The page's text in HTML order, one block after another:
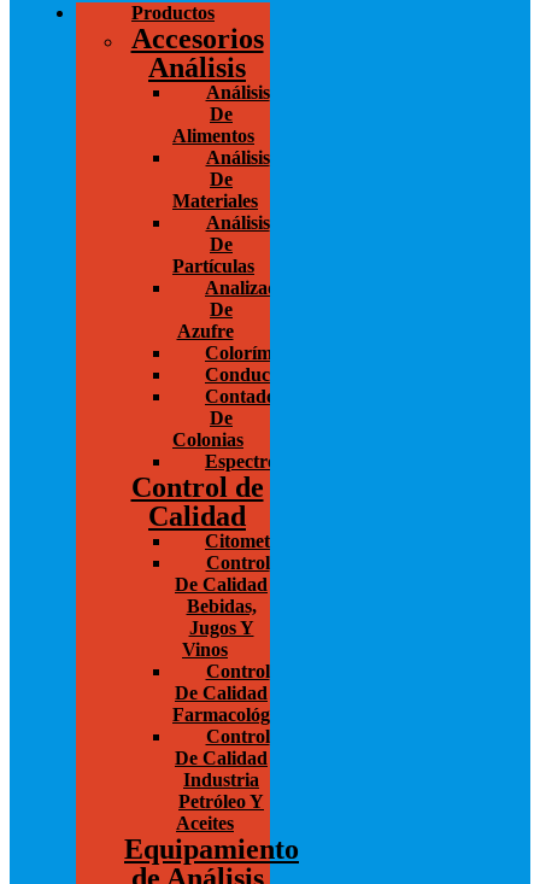
Productos
Accesorios
Análisis
Análisis
De
Alimentos
Análisis
De
Materiales
Análisis
De
Partículas
Analizador
De
Azufre
Colorímetros
Conductivímetros
Contador
De
Colonias
Espectrofotometría
Control de
Calidad
Citometría
Control
De Calidad
Bebidas,
Jugos Y
Vinos
Control
De Calidad
Farmacológico
Control
De Calidad
Industria
Petróleo Y
Aceites
Equipamiento
de Análisis